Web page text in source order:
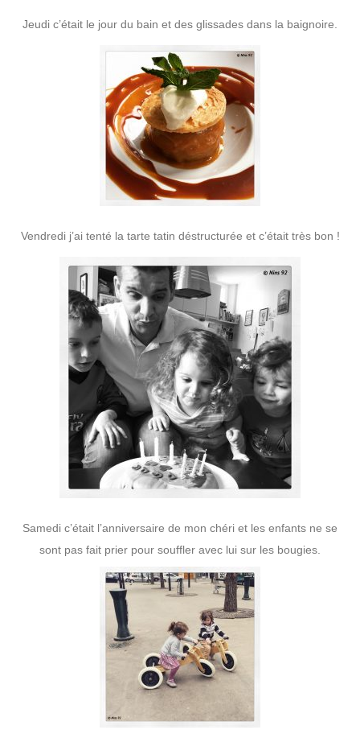
Jeudi c’était le jour du bain et des glissades dans la baignoire.
Vendredi j’ai tenté la tarte tatin déstructurée et c’était très bon !
Samedi c’était l’anniversaire de mon chéri et les enfants ne se
sont pas fait prier pour souffler avec lui sur les bougies.